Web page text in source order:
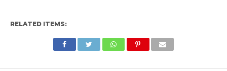
RELATED ITEMS: